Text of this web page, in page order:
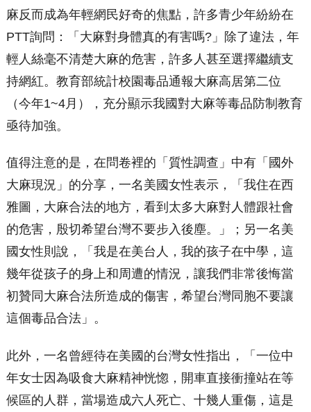
麻反而成為年輕網民好奇的焦點，許多青少年紛紛在
PTT詢問：「大麻對身體真的有害嗎?」除了違法，年
輕人絲毫不清楚大麻的危害，許多人甚至選擇繼續支
持網紅。教育部統計校園毒品通報大麻高居第二位
（今年1~4月），充分顯示我國對大麻等毒品防制教育
亟待加強。
值得注意的是，在問卷裡的「質性調查」中有「國外
大麻現況」的分享，一名美國女性表示，「我住在西
雅圖，大麻合法的地方，看到太多大麻對人體跟社會
的危害，殷切希望台灣不要步入後塵。」；另一名美
國女性則說，「我是在美台人，我的孩子在中學，這
幾年從孩子的身上和周遭的情況，讓我們非常後悔當
初贊同大麻合法所造成的傷害，希望台灣同胞不要讓
這個毒品合法」。
此外，一名曾經待在美國的台灣女性指出，「一位中
年女士因為吸食大麻精神恍惚，開車直接衝撞站在等
候區的人群，當場造成六人死亡、十幾人重傷，這是